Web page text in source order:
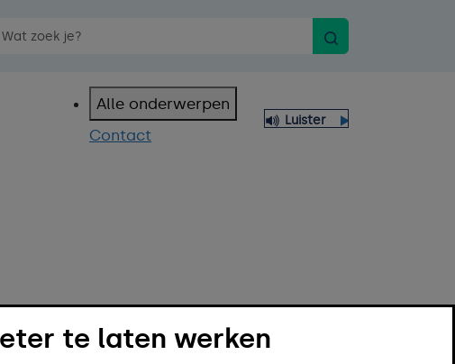
Zoeken
Alle onderwerpen
Contact
Luister
te laten werken